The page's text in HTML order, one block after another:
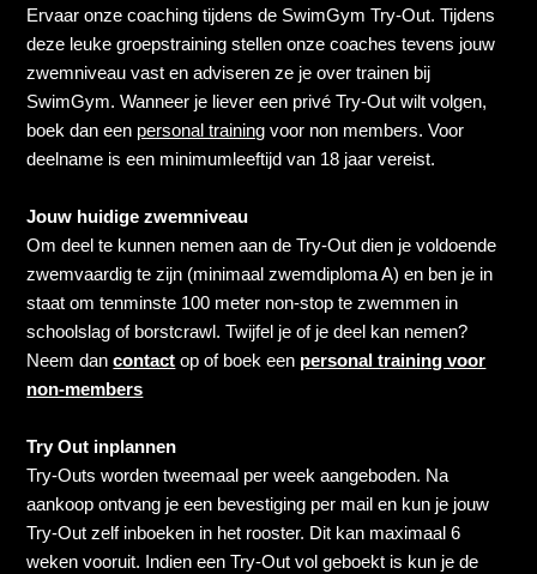
Ik heb in het verleden een Try-Out gedaan bij het zwembad
van SwimGym, moet ik weer een Try-Out doen?
Welk zwemniveau moet je hebben?
Vanaf welke leeftijd kan je lid worden? (kan mijn kind lid
worden)
Is er een wachtlijst om lid te worden van het zwembad?
Kan ik het zwembad als niet-lid gebruiken?
Kan ik iemand eenmalig meenemen naar een training?
Zie meer
Ervaar onze coaching tijdens de SwimGym Try-Out. Tijdens
deze leuke groepstraining stellen onze coaches tevens jouw
zwemniveau vast en adviseren ze je over trainen bij
SwimGym. Wanneer je liever een privé Try-Out wilt volgen,
boek dan een personal training voor non members. Voor
deelname is een minimumleeftijd van 18 jaar vereist.
Jouw huidige zwemniveau
Om deel te kunnen nemen aan de Try-Out dien je voldoende
zwemvaardig te zijn (minimaal zwemdiploma A) en ben je in
staat om tenminste 100 meter non-stop te zwemmen in
schoolslag of borstcrawl. Twijfel je of je deel kan nemen?
Neem dancontact op of boek een personal training voor
non-members
Try Out inplannen
Try-Outs worden tweemaal per week aangeboden. Na
aankoop ontvang je een bevestiging per mail en kun je jouw
Try-Out zelf inboeken in het rooster. Dit kan maximaal 6
weken vooruit. Indien een Try-Out vol geboekt is kun je de